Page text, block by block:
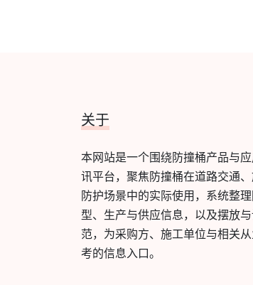
关于
本网站是一个围绕防撞桶产品与
讯平台，聚焦防撞桶在道路交通
防护场景中的实际使用，系统整
型、生产与供应信息，以及摆放
范，为采购方、施工单位与相关
考的信息入口。